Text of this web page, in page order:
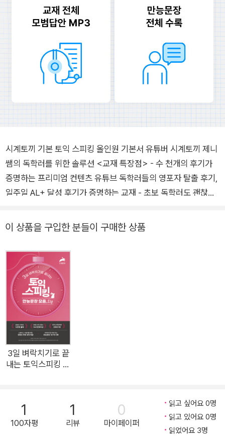
시계토끼 기본 토익 스피킹 올인원 기본서 유튜버 시계토끼 제니
쌤의 독학러를 위한 솔루션 <교재 특장점> - 수 천개의 후기가
증명하는 프리미엄 컨텐츠 유튜브 독학러들의 영포자 탈출 후기,
일주일 AL+ 달성 후기가 증명하는 교재 - 초보 독학러도 괜찮아!
유튜브 무료 강의 제공 - 어려운 문제도 쉽게 푸는 만능문장 어떤
- 초 단기 완성에 최적화 지나치게 두꺼운 교재와 많은 학습량은
시간낭비! 핵심만 모아 슬림해진 학습량과 제니쌤의 독보적인 벼
락치기 플랜으로 초단기 목표레벨 완성! <교재 구성> STEP 1
만점 전략 10년차 토스 강사 제니쌤이 알려주는 벼락치기 플랜과
파트별 만점 전략 STEP 2 유형 연습 방대한 토스 유형을 핵심만
슬림하게 유튜브 무료강의와 함께 마스터 하기 STEP 3 템플릿
& 만능 문장 만능문장을 유튜브 영상 무한 반복과 교재 복습으로
자동 암기 하기 STEP 4 실전 모의고사 교재에 수록된 모든 문제
를 모의고사 영상으로 실제처럼 연습하고, 제니쌤의 만능 문장 적
이 상품을 구입한 분들이 구매한 상품
3일 벼락치기로 끝
내는 토익스피킹 만
1
100자평
1
리뷰
0
마이페이퍼
읽고 싶어요 0명
읽고 있어요 0명
읽었어요 3명